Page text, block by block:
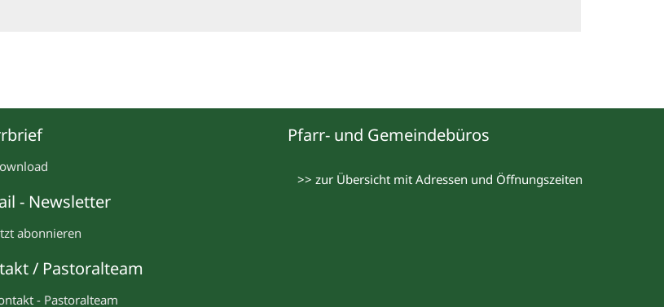
- Newsletter
abonnieren
/ Pastoralteam
- Pastoralteam
Pfarr- und Gemeindebüros
>> zur Übersicht mit Adressen und Öffnungszeiten